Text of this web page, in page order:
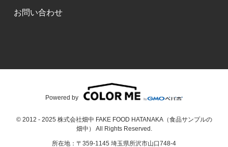
お問い合わせ
© 2012 - 2025 株式会社畑中 FAKE FOOD HATANAKA（食品サンプルの
畑中） All Rights Reserved.
所在地：〒359-1145 埼玉県所沢市山口748-4
Powered by